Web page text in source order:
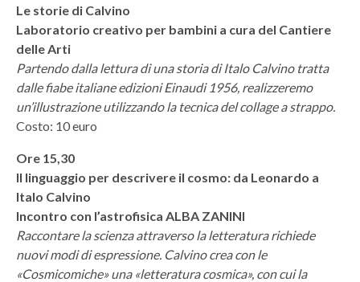
Le storie di Calvino
Laboratorio creativo per bambini a cura del Cantiere
delle Arti
Partendo dalla lettura di una storia di Italo Calvino tratta
dalle fiabe italiane edizioni Einaudi 1956, realizzeremo
un’illustrazione utilizzando la tecnica del collage a strappo.
Costo: 10 euro
Ore 15,30
Il linguaggio per descrivere il cosmo: da Leonardo a
Italo Calvino
Incontro con l’astrofisica ALBA ZANINI
Raccontare la scienza attraverso la letteratura richiede
nuovi modi di espressione. Calvino crea con le
«Cosmicomiche» una «letteratura cosmica», con cui la